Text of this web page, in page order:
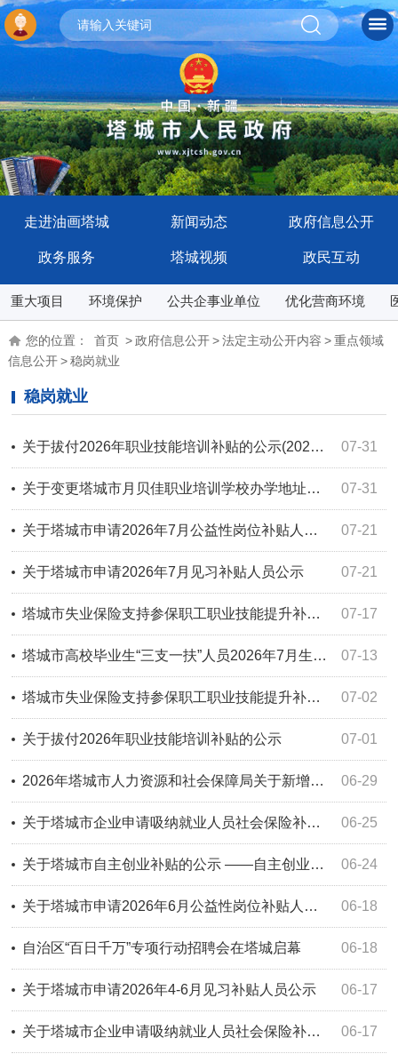
走进油画塔城 新闻动态 政府信息公开
政务服务 塔城视频 政民互动
重大项目 环境保护 公共企事业单位 优化营商环境
您的位置： 首页 >政府信息公开>法定主动公开内容 >重点领域
信息公开>稳岗就业
稳岗就业
07-31
关于拔付2026年职业技能培训补贴的公示(2026年7月)
07-31
关于变更塔城市月贝佳职业培训学校办学地址的公示
07-21
关于塔城市申请2026年7月公益性岗位补贴人员公示
07-21
关于塔城市申请2026年7月见习补贴人员公示
07-17
塔城市失业保险支持参保职工职业技能提升补贴公示（2026年7月17日）
07-13
塔城市高校毕业生“三支一扶”人员2026年7月生活补贴公示
07-02
塔城市失业保险支持参保职工职业技能提升补贴公示（2026年7月2日）
07-01
关于拔付2026年职业技能培训补贴的公示
06-29
2026年塔城市人力资源和社会保障局关于新增公益性岗位拟聘用人员的公示（2026.6.26）
06-25
关于塔城市企业申请吸纳就业人员社会保险补贴的公示（2026年6月24日）
06-24
关于塔城市自主创业补贴的公示 ——自主创业补贴公示[2026]第1号
06-18
关于塔城市申请2026年6月公益性岗位补贴人员公示
06-18
自治区“百日千万”专项行动招聘会在塔城启幕
06-17
关于塔城市申请2026年4-6月见习补贴人员公示
06-17
关于塔城市企业申请吸纳就业人员社会保险补贴的公示（2026年6月16日）